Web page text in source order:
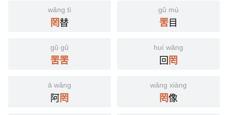
wǎng tì
罔替
gǔ mù
罟目
gǔ gǔ
罟罟
huí wǎng
回罔
ā wǎng
阿罔
wǎng xiàng
罔像